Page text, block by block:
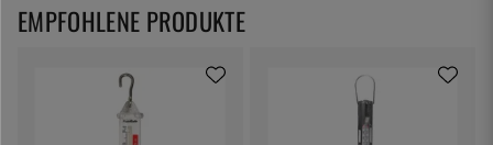
EMPFOHLENE PRODUKTE